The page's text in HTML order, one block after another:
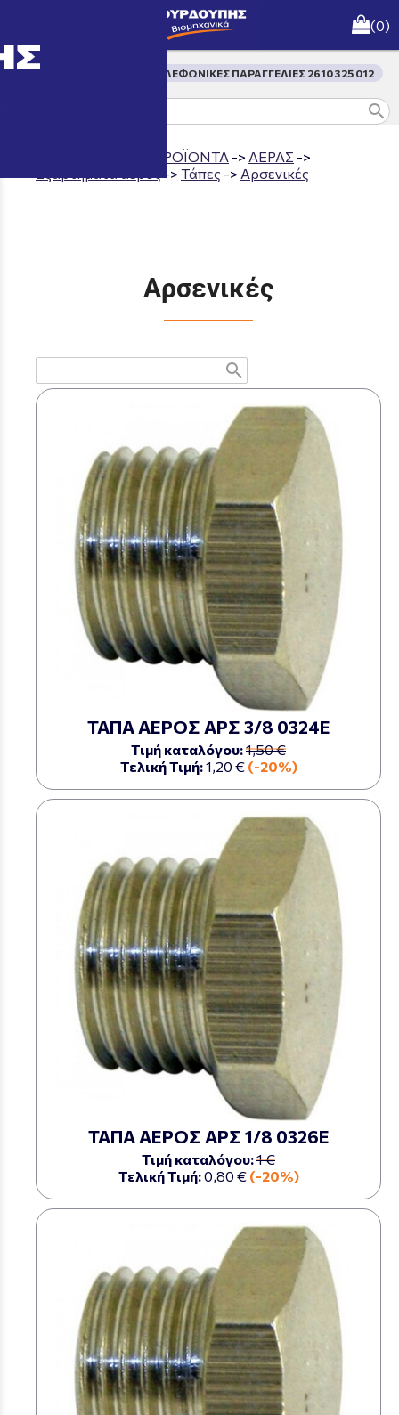
(0)
ΤΗΛΕΦΩΝΙΚΕΣ ΠΑΡΑΓΓΕΛΙΕΣ 2610 325 012
search
ΠΡΟΪΟΝΤΑ -> ΑΕΡΑΣ ->
-> Τάπες -> Αρσενικές
Αρσενικές
search
ΤΑΠΑ ΑΕΡΟΣ ΑΡΣ 3/8 0324E
Τιμή καταλόγου:1,50 €
Τελική Τιμή:1,20 € (-20%)
ΤΑΠΑ ΑΕΡΟΣ ΑΡΣ 1/8 0326Ε
Τιμή καταλόγου:1 €
Τελική Τιμή:0,80 € (-20%)